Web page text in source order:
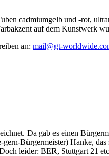
cadmiumgelb und -rot,
auf dem Kunstwerk
an: mail@gt-
Da gab es einen
Bürgermeister) Hanke,
leider: BER, Stuttgart 21